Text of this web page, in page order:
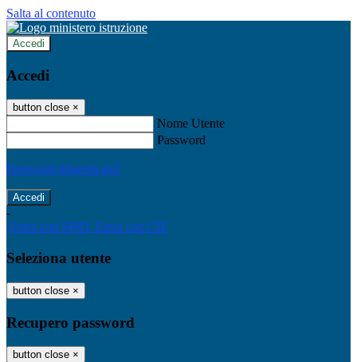
Salta al contenuto
Accedi
Accedi
button close ×
Nome Utente
Password
Password dimenticata?
-
Entra con SPID Entra con CIE
Seleziona utente
button close ×
Recupero password
button close ×